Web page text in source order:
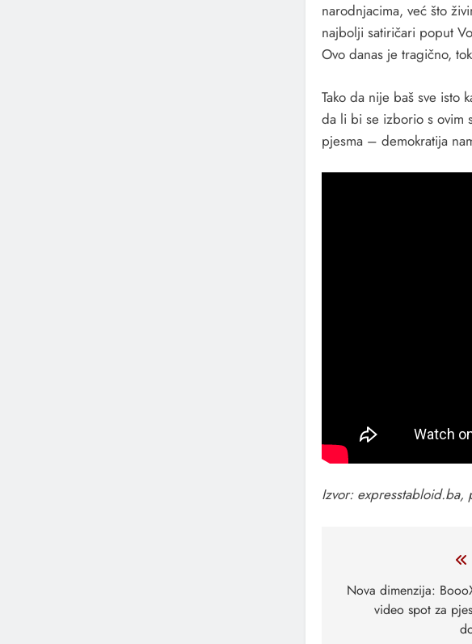
narodnjacima, već što
najbolji satiričari poput
Ovo danas je tragično,
Tako da nije baš sve isto
da li bi se izborio s ovim
pjesma – demokratija
Izvor: expresstabloid.ba,
članaka
Nova dimenzija:
video spot za